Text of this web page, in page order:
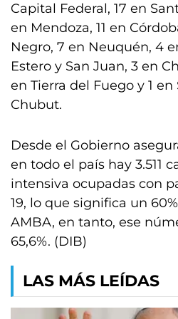
Capital Federal, 17 en
en Mendoza, 11 en
Negro, 7 en Neuquén, 4
Estero y San Juan, 3 en
en Tierra del Fuego y 1 en
Chubut.
Desde el Gobierno
en todo el país hay 3.511
intensiva ocupadas con
19, lo que significa un
AMBA, en tanto, ese
65,6%. (DIB)
LAS MÁS LEÍDAS